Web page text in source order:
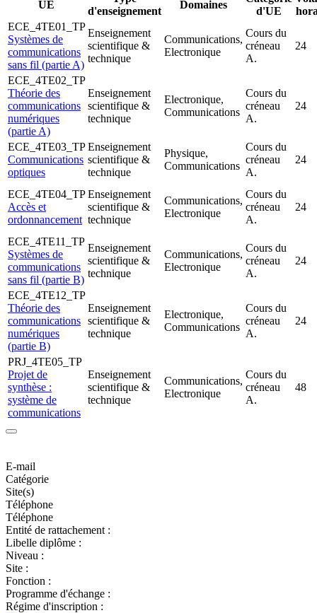
UE
d'enseignement
Domaines
d'UE
ECE_4TE01_TP
Systèmes de
communications
sans fil (partie A)
Enseignement
scientifique &
technique
Communications,
Electronique
Cours du
créneau
A.
24
ECE_4TE02_TP
Théorie des
communications
numériques
(partie A)
Enseignement
scientifique &
technique
Electronique,
Communications
Cours du
créneau
A.
24
ECE_4TE03_TP
Communications
optiques
Enseignement
scientifique &
technique
Physique,
Communications
Cours du
créneau
A.
24
ECE_4TE04_TP
Accès et
ordonnancement
Enseignement
scientifique &
technique
Communications,
Electronique
Cours du
créneau
A.
24
ECE_4TE11_TP
Systèmes de
communications
sans fil (partie B)
Enseignement
scientifique &
technique
Communications,
Electronique
Cours du
créneau
A.
24
ECE_4TE12_TP
Théorie des
communications
numériques
(partie B)
Enseignement
scientifique &
technique
Electronique,
Communications
Cours du
créneau
A.
24
PRJ_4TE05_TP
Projet de
synthèse :
système de
communications
Enseignement
scientifique &
technique
Communications,
Electronique
Cours du
créneau
A.
48
E-mail
Catégorie
Site(s)
Téléphone
Téléphone
Entité de rattachement :
Libelle diplôme :
Niveau :
Site :
Fonction :
Programme d'échange :
Régime d'inscription :